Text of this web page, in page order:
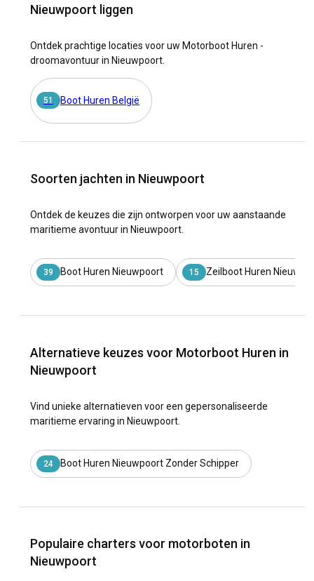
Nieuwpoort liggen
Ontdek prachtige locaties voor uw Motorboot Huren -
droomavontuur in Nieuwpoort.
51 Boot Huren België
Soorten jachten in Nieuwpoort
Ontdek de keuzes die zijn ontworpen voor uw aanstaande
maritieme avontuur in Nieuwpoort.
39 Boot Huren Nieuwpoort 15 Zeilboot Huren
Alternatieve keuzes voor Motorboot Huren in
Nieuwpoort
Vind unieke alternatieven voor een gepersonaliseerde
maritieme ervaring in Nieuwpoort.
24 Boot Huren Nieuwpoort Zonder Schipper
Populaire charters voor motorboten in
Nieuwpoort